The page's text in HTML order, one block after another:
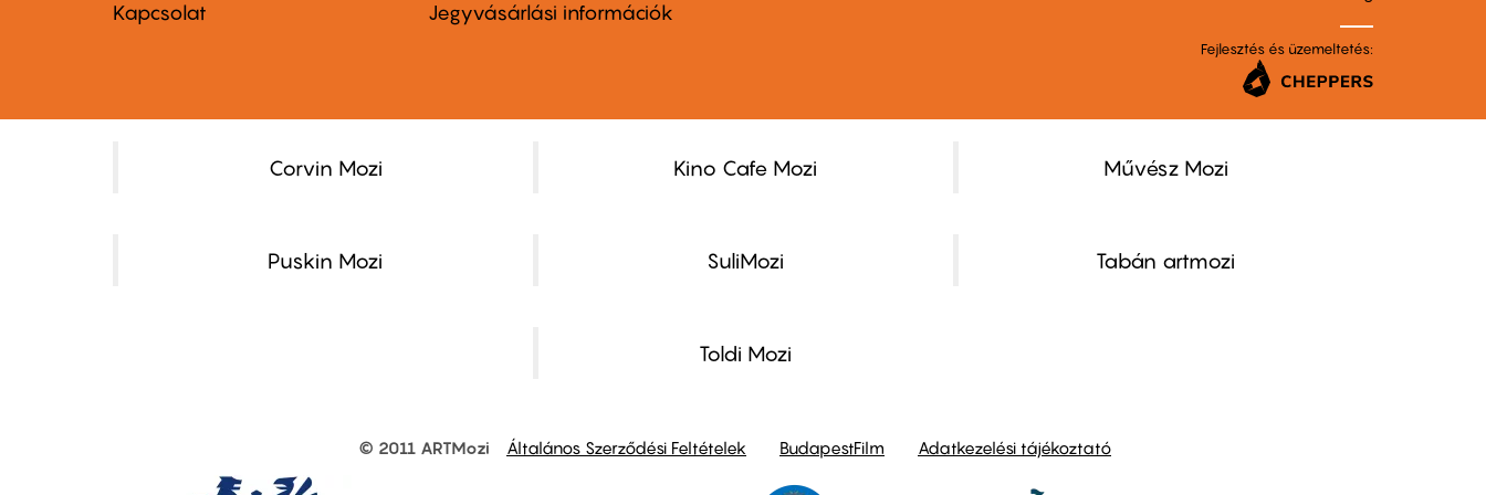
menu
Kapcsolat
menu
Jegyvásárlási információk
Fejlesztés és üzemeltetés:
Corvin Mozi Kino Cafe Mozi Művész Mozi
Puskin Mozi SuliMozi Tabán artmozi
Toldi Mozi
© 2011 ARTMozi Általános Szerződési Feltételek BudapestFilm Adatkezelési tájékoztató